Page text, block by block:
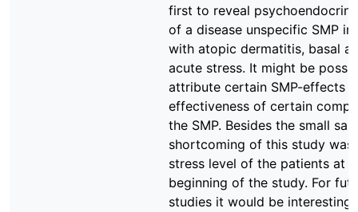
first to reveal
of a disease unspecific SMP
with atopic dermatitis, basal
acute stress. It might be
attribute certain SMP-effects
effectiveness of certain
the SMP. Besides the small
shortcoming of this study was
stress level of the patients at
beginning of the study. For
studies it would be interesting